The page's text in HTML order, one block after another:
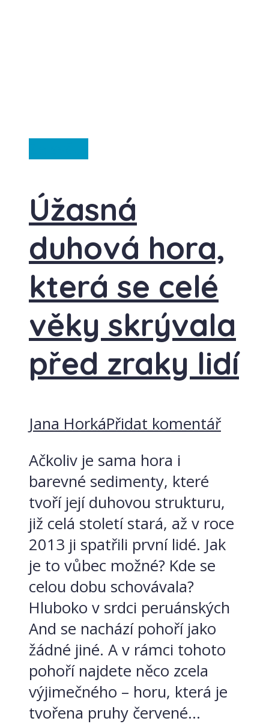
Úžasná
duhová hora,
která se celé
věky skrývala
před zraky lidí
Jana HorkáPřidat komentář
Ačkoliv je sama hora i
barevné sedimenty, které
tvoří její duhovou strukturu,
již celá století stará, až v roce
2013 ji spatřili první lidé. Jak
je to vůbec možné? Kde se
celou dobu schovávala?
Hluboko v srdci peruánských
And se nachází pohoří jako
žádné jiné. A v rámci tohoto
pohoří najdete něco zcela
výjimečného – horu, která je
tvořena pruhy červené...